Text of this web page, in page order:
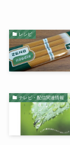
レシピ
テレビ・配信関連情報